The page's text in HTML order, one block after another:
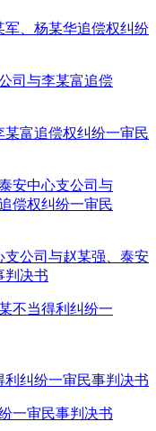
、杨某华追偿权纠纷
富追偿权纠纷一审民
公司与赵某强、泰安
判决书
纠纷一审民事判决书